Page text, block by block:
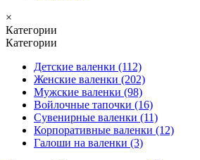
×
Категории
Категории
Детские валенки (112)
Женские валенки (202)
Мужские валенки (98)
Войлочные тапочки (16)
Сувенирные валенки (11)
Корпоративные валенки (12)
Галоши на валенки (3)